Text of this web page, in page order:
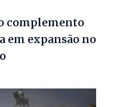
complemento
em expansão no